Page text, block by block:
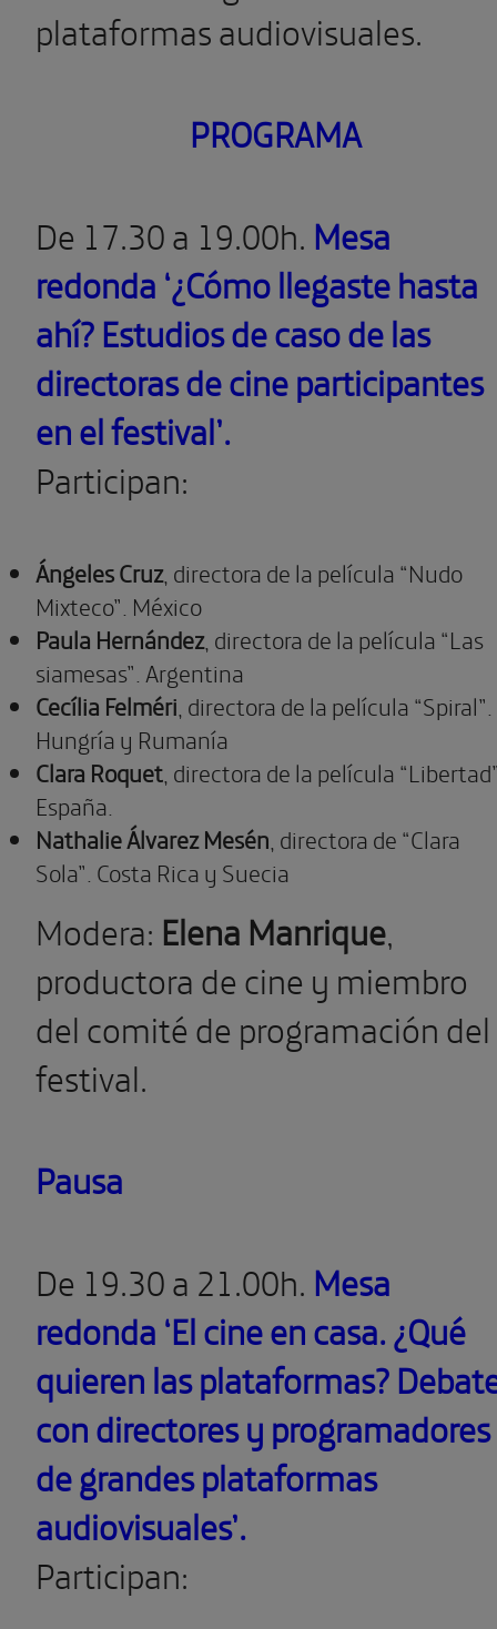
plataformas audiovisuales.
PROGRAMA
De 17.30 a 19.00h. Mesa
redonda ‘¿Cómo llegaste hasta
ahí? Estudios de caso de las
directoras de cine participantes
en el festival’.
Participan:
Ángeles Cruz, directora de la película “Nudo
Mixteco”. México
Paula Hernández, directora de la película “Las
siamesas”. Argentina
Cecília Felméri , directora de la película “Spiral”.
Hungría y Rumanía
Clara Roquet , directora de la película
España.
Nathalie Álvarez Mesén , directora de “Clara
Sola”. Costa Rica y Suecia
Modera: Elena Manrique,
productora de cine y miembro
del comité de programación del
festival.
Pausa
De 19.30 a 21.00h. Mesa
redonda ‘El cine en casa. ¿Qué
quieren las plataformas?
con directores y programadores
de grandes plataformas
audiovisuales’.
Participan: